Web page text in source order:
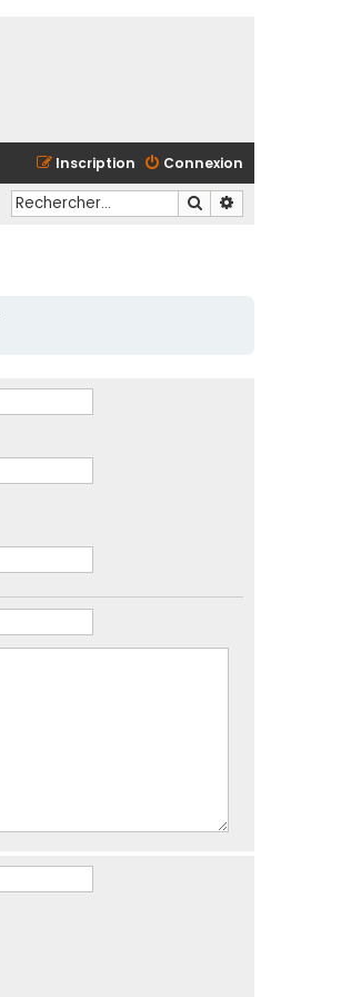
Connexion
Inscription
Rechercher